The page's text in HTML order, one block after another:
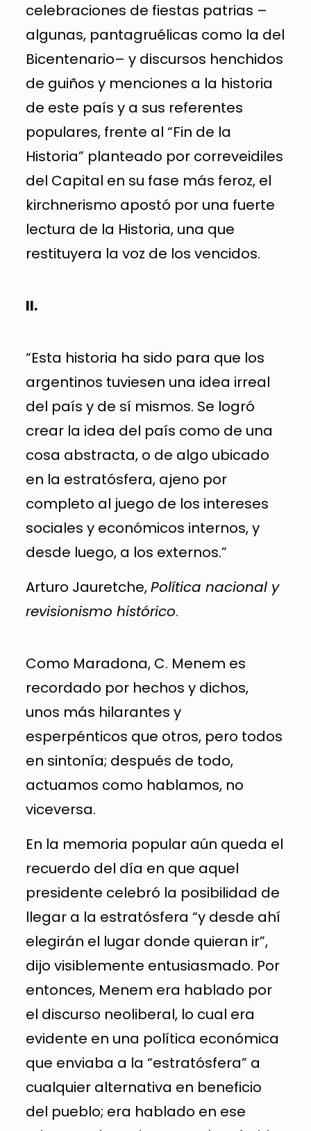
celebraciones de fiestas patrias –
algunas, pantagruélicas como la del
Bicentenario– y discursos henchidos
de guiños y menciones a la historia
de este país y a sus referentes
populares, frente al “Fin de la
Historia” planteado por correveidiles
del Capital en su fase más feroz, el
kirchnerismo apostó por una fuerte
lectura de la Historia, una que
restituyera la voz de los vencidos.
II.
“Esta historia ha sido para que los
argentinos tuviesen una idea irreal
del país y de sí mismos. Se logró
crear la idea del país como de una
cosa abstracta, o de algo ubicado
en la estratósfera, ajeno por
completo al juego de los intereses
sociales y económicos internos, y
desde luego, a los externos.”
Arturo Jauretche,Política nacional y
revisionismo histórico.
Como Maradona, C. Menem es
recordado por hechos y dichos,
unos más hilarantes y
esperpénticos que otros, pero todos
en sintonía; después de todo,
actuamos como hablamos, no
viceversa.
En la memoria popular aún queda el
recuerdo del día en que aquel
presidente celebró la posibilidad de
llegar a la estratósfera “y desde ahí
elegirán el lugar donde quieran ir”,
dijo visiblemente entusiasmado. Por
entonces, Menem era hablado por
el discurso neoliberal, lo cual era
evidente en una política económica
que enviaba a la “estratósfera” a
cualquier alternativa en beneficio
del pueblo; era hablado en ese